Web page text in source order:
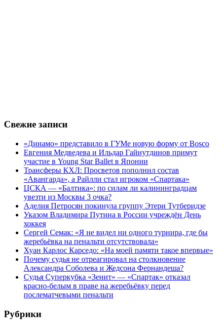
Свежие записи
«Динамо» представило в ГУМе новую форму от Bosco
Евгения Медведева и Ильдар Гайнутдинов примут
участие в Young Star Ballet в Японии
Трансферы КХЛ: Просветов пополнил состав
«Авангарда», а Райлли стал игроком «Спартака»
ЦСКА — «Балтика»: по силам ли калининградцам
увезти из Москвы 3 очка?
Аделия Петросян покинула группу Этери Тутберидзе
Указом Владимира Путина в России учреждён День
хоккея
Сергей Семак: «Я не видел ни одного турнира, где бы
жеребьёвка на пенальти отсутствовала»
Хуан Карлос Карседо: «На моей памяти такое впервые»
Почему судья не отреагировал на столкновение
Александра Соболева и Жедсона Фернандеша?
Судья Суперкубка «Зенит» — «Спартак» отказал
красно-белым в праве на жеребьёвку перед
послематчевыми пенальти
Рубрики